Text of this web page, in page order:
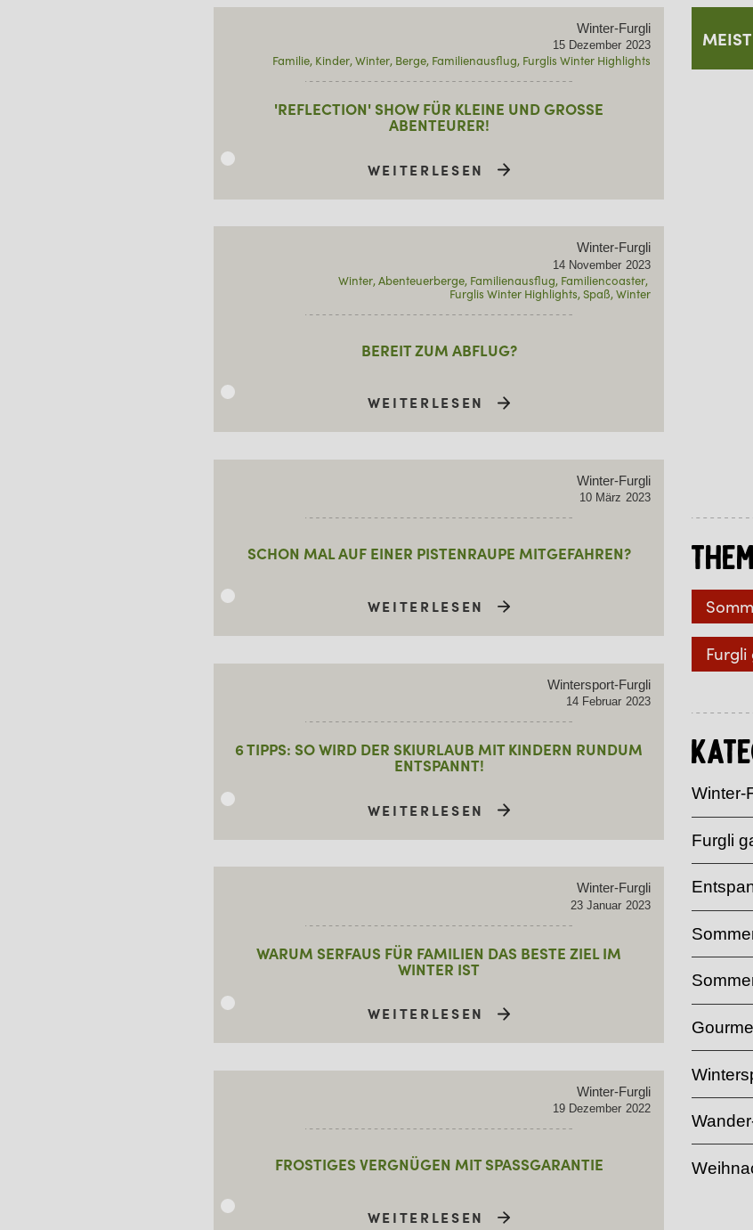
Winter-Furgli
15 Dezember 2023
Familie Kinder Winter Berge Familienausflug Furglis Winter Highlights
'REFLECTION' SHOW FÜR KLEINE UND GROSSE A
BENTEURER!
WEITERLESEN
Winter-Furgli
14 November 2023
Winter Abenteuerberge Familienausflug Familiencoaster
Furglis Winter Highlights Spaß Winter
BEREIT ZUM ABFLUG?
WEITERLESEN
Winter-Furgli
10 März 2023
SCHON MAL AUF EINER PISTENRAUPE MITGEFAHREN?
WEITERLESEN
Wintersport-Furgli
14 Februar 2023
6 TIPPS: SO WIRD DER SKIURLAUB MIT KINDERN RUNDUM
ENTSPANNT!
WEITERLESEN
Winter-Furgli
23 Januar 2023
WARUM SERFAUS FÜR FAMILIEN DAS BESTE ZIEL IM
WINTER IST
WEITERLESEN
Winter-Furgli
19 Dezember 2022
FROSTIGES VERGNÜGEN MIT SPASSGARANTIE
WEITERLESEN
Winter-
Furgli